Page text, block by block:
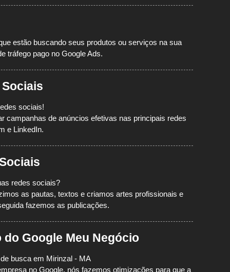
estão buscando seus produtos ou serviços na sua
tráfego pago no Google Ads.
sociais!
campanhas de anúncios efetivas nas principais redes
e LinkedIn.
redes sociais?
as pautas, textos e criamos artes profissionais e
fazemos as publicações.
Google Meu Negócio
busca em Mirinzal - MA
no Google, nós fazemos otimizações para que a